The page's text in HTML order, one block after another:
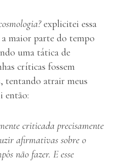
explicitei essa
maior parte do tempo
uma tática de
críticas fossem
tentando atrair meus
então:
criticada precisamente
afirmativas sobre o
não fazer. E esse